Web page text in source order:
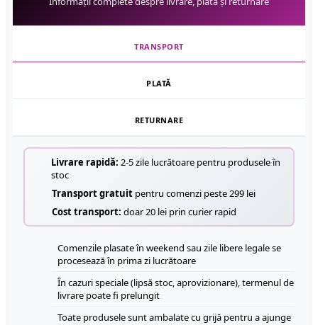
TRANSPORT
PLATĂ
RETURNARE
Livrare rapidă: 2-5 zile lucrătoare pentru produsele în
stoc
Transport gratuit pentru comenzi peste 299 lei
Cost transport: doar 20 lei prin curier rapid
Comenzile plasate în weekend sau zile libere legale se
procesează în prima zi lucrătoare
În cazuri speciale (lipsă stoc, aprovizionare), termenul de
livrare poate fi prelungit
Toate produsele sunt ambalate cu grijă pentru a ajunge